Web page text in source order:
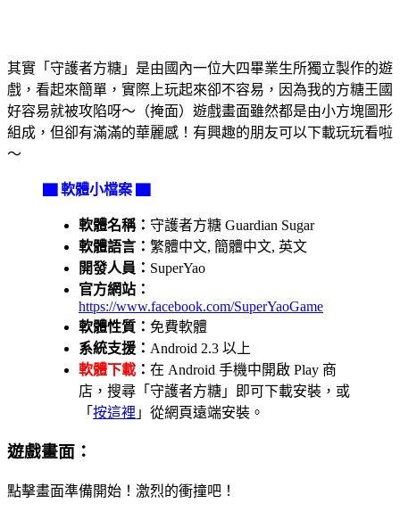
其實「守護者方糖」是由國內一位大四畢業生所獨立製作的遊
戲，看起來簡單，實際上玩起來卻不容易，因為我的方糖王國
好容易就被攻陷呀～（掩面）遊戲畫面雖然都是由小方塊圖形
組成，但卻有滿滿的華麗感！有興趣的朋友可以下載玩玩看啦
～
▇ 軟體小檔案 ▇
軟體名稱： 守護者方糖 Guardian Sugar
軟體語言： 繁體中文, 簡體中文, 英文
開發人員： SuperYao
官方網站：
https://www.facebook.com/SuperYaoGame
軟體性質： 免費軟體
系統支援： Android 2.3 以上
軟體下載 ： 在 Android 手機中開啟 Play 商
店，搜尋「守護者方糖」即可下載安裝，或
「 按這裡 」從網頁遠端安裝。
遊戲畫面：
點擊畫面準備開始！激烈的衝撞吧！